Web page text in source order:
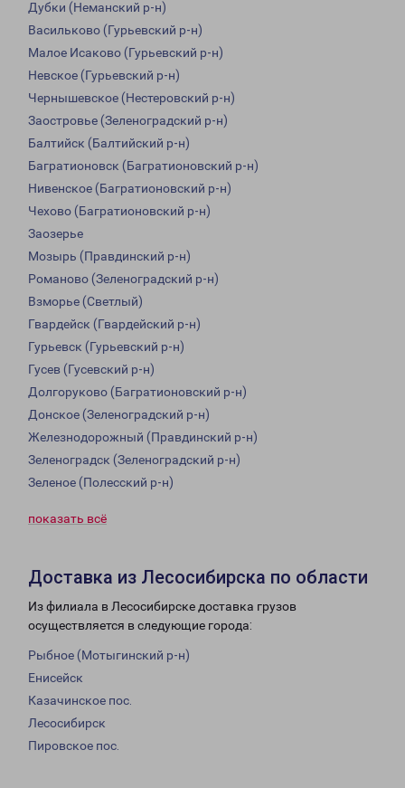
Дубки (Неманский р-н)
Васильково (Гурьевский р-н)
Малое Исаково (Гурьевский р-н)
Невское (Гурьевский р-н)
Чернышевское (Нестеровский р-н)
Заостровье (Зеленоградский р-н)
Балтийск (Балтийский р-н)
Багратионовск (Багратионовский р-н)
Нивенское (Багратионовский р-н)
Чехово (Багратионовский р-н)
Заозерье
Мозырь (Правдинский р-н)
Романово (Зеленоградский р-н)
Взморье (Светлый)
Гвардейск (Гвардейский р-н)
Гурьевск (Гурьевский р-н)
Гусев (Гусевский р-н)
Долгоруково (Багратионовский р-н)
Донское (Зеленоградский р-н)
Железнодорожный (Правдинский р-н)
Зеленоградск (Зеленоградский р-н)
Зеленое (Полесский р-н)
показать всё
Доставка из Лесосибирска по области
Из филиала в Лесосибирске доставка грузов
осуществляется в следующие города:
Рыбное (Мотыгинский р-н)
Енисейск
Казачинское пос.
Лесосибирск
Пировское пос.